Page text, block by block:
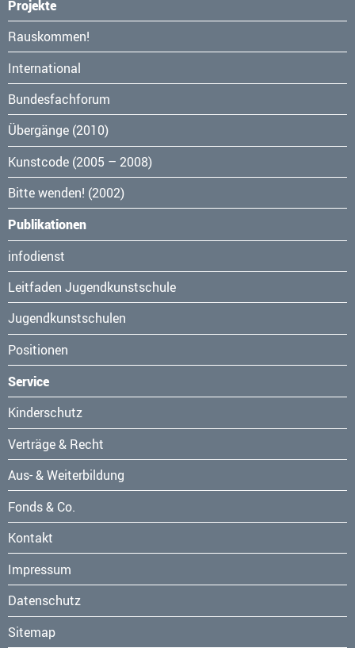
Projekte
Navigation
überspringen
Rauskommen!
International
Bundesfachforum
Übergänge (2010)
Kunstcode (2005 – 2008)
Bitte wenden! (2002)
Publikationen
Navigation
überspringen
infodienst
Leitfaden Jugendkunstschule
Jugendkunstschulen
Positionen
Service
Navigation
überspringen
Kinderschutz
Verträge & Recht
Aus- & Weiterbildung
Fonds & Co.
Kontakt
Navigation
überspringen
Impressum
Datenschutz
Sitemap